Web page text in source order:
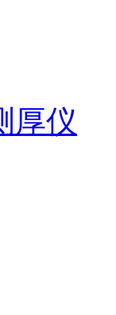
厚仪